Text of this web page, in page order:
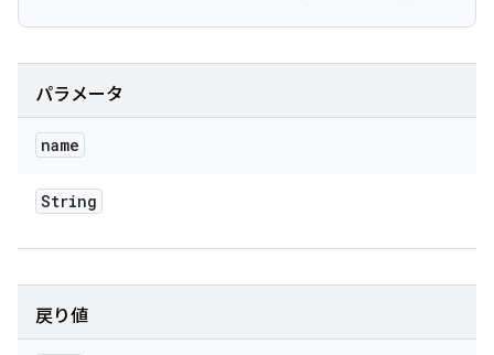
パラメータ
name
String
戻り値